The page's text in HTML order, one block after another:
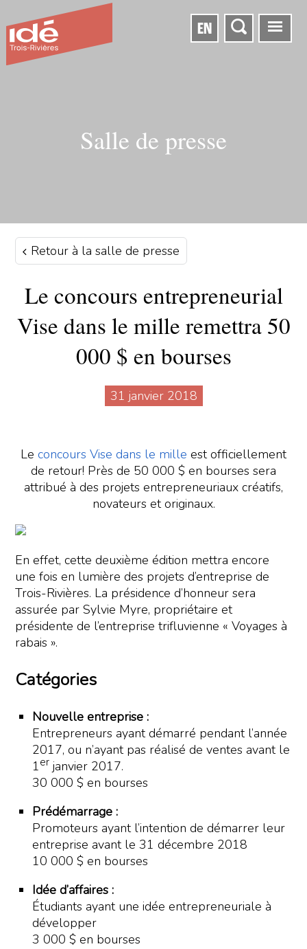
EN
Salle de presse
Retour à la salle de presse
Le concours entrepreneurial
Vise dans le mille remettra 50
000 $ en bourses
31 janvier 2018
Le concours Vise dans le mille est officiellement
de retour! Près de 50 000 $ en bourses sera
attribué à des projets entrepreneuriaux créatifs,
novateurs et originaux.
En effet, cette deuxième édition mettra encore
une fois en lumière des projets d’entreprise de
Trois-Rivières. La présidence d’honneur sera
assurée par Sylvie Myre, propriétaire et
présidente de l’entreprise trifluvienne « Voyages à
rabais ».
Catégories
Nouvelle entreprise :
Entrepreneurs ayant démarré pendant l’année
2017, ou n’ayant pas réalisé de ventes avant le
1er janvier 2017.
30 000 $ en bourses
Prédémarrage :
Promoteurs ayant l’intention de démarrer leur
entreprise avant le 31 décembre 2018
10 000 $ en bourses
Idée d’affaires :
Étudiants ayant une idée entrepreneuriale à
développer
3 000 $ en bourses